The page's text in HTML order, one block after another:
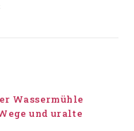
Wassermühle
und uralte